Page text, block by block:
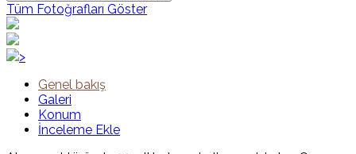
Tüm Fotoğrafları Göster
>
Genel bakış
Galeri
Konum
İnceleme Ekle